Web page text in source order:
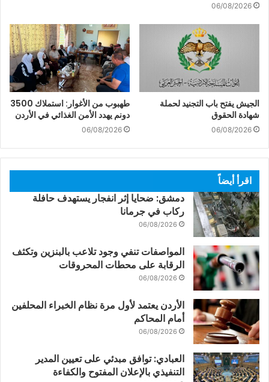
06/08/2026
الجيش يفتح باب التجنيد لحملة
شهادة الحقوق
06/08/2026
طهبوب من الأغوار: استملاك 3500
دونم يهدد الأمن الغذائي في الأردن
06/08/2026
اقرأ أيضاً
دمشق: ضحايا إثر انفجار يستهدف حافلة
ركاب في جرمانا
06/08/2026
المواصفات تنفي وجود تلاعب بالبنزين وتكثف
الرقابة على محطات المحروقات
06/08/2026
الأردن يعتمد لأول مرة نظام الخبراء المحلفين
أمام المحاكم
06/08/2026
العبادي: توافق مبدئي على تعيين المدير
التنفيذي بالإعلان المفتوح والكفاءة